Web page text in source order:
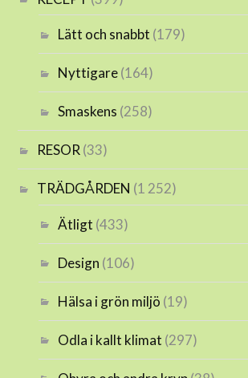
Lätt och snabbt (179)
Nyttigare(164)
Smaskens (258)
RESOR(33)
TRÄDGÅRDEN (1 252)
Ätligt (433)
Design (106)
Hälsa i grön miljö (19)
Odla i kallt klimat (297)